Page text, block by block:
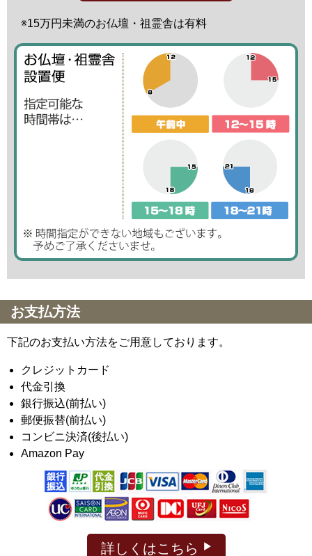
※15万円未満のお仏壇・祖霊舎は有料
お支払方法
下記のお支払い方法をご用意しております。
クレジットカード
代金引換
銀行振込(前払い)
郵便振替(前払い)
コンビニ決済(後払い)
Amazon Pay
詳しくはこちら